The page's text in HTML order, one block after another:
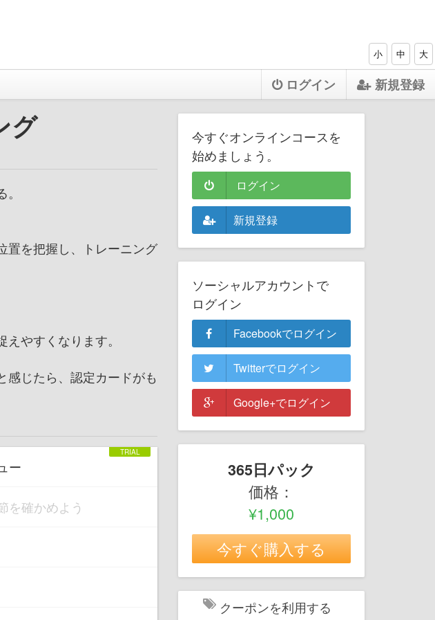
小 中 大
ログイン 新規登録
グ
置を把握し、トレーニング
やすくなります。
感じたら、認定カードがも
ー
確かめよう
今すぐオンラインコースを
始めましょう。
ログイン
新規登録
ソーシャルアカウントで
ログイン
Facebookでログイン
Twitterでログイン
Google+でログイン
365日パック
価格：
¥1,000
今すぐ購入する
クーポンを利用する